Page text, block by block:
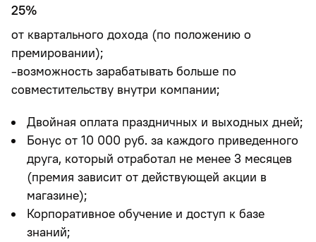
25%
от квартального дохода (по положению о
премировании);
-возможность зарабатывать больше по
совместительству внутри компании;
Двойная оплата праздничных и выходных дней;
Бонус от 10 000 руб. за каждого приведенного
друга, который отработал не менее 3 месяцев
(премия зависит от действующей акции в
магазине);
Корпоративное обучение и доступ к базе
знаний;